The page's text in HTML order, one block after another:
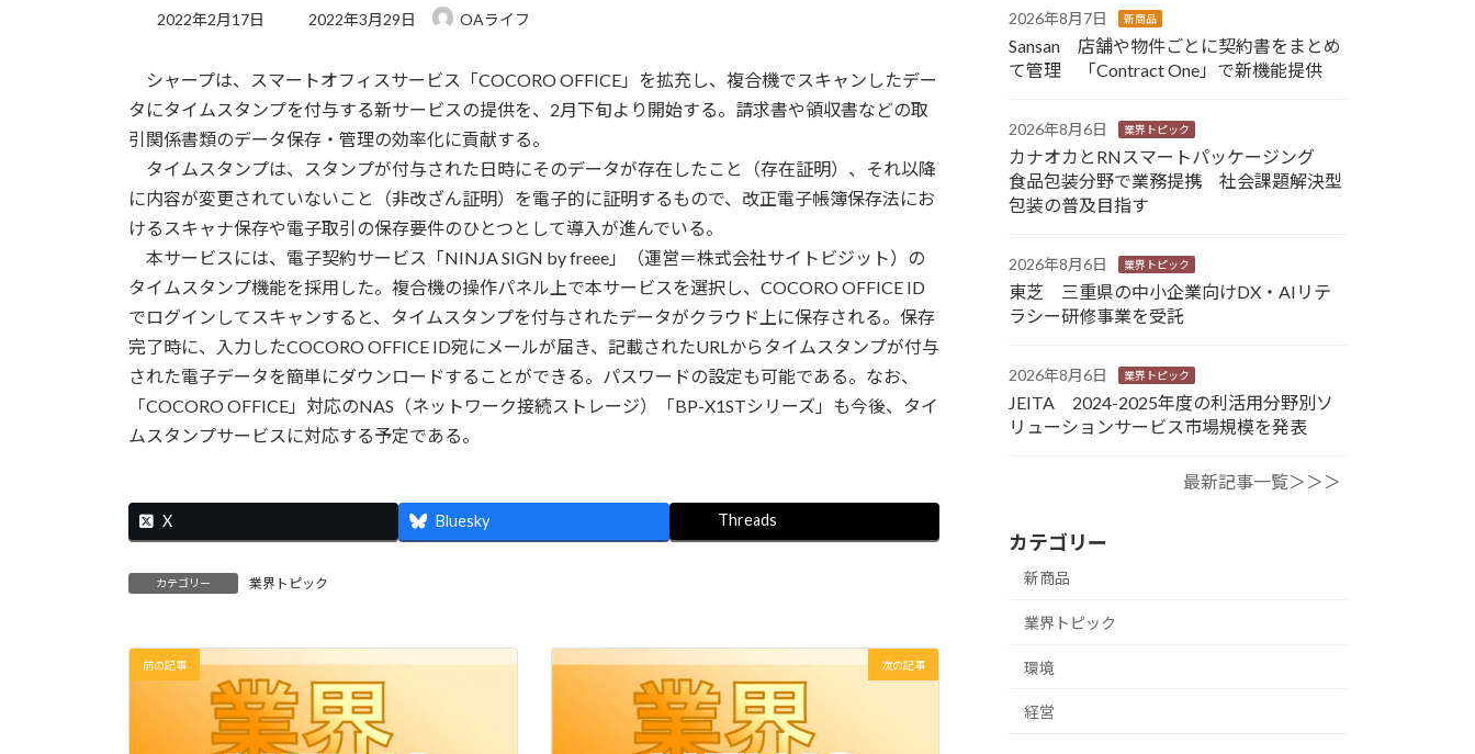
2022年2月17日
最
新
日
:
2022年3月29日 OAライフ
シャープは、スマートオフィスサービス「COCORO OFFICE」を拡充し、複合機でスキャンしたデー
タにタイムスタンプを付与する新サービスの提供を、2月下旬より開始する。請求書や領収書などの取
引関係書類のデータ保存・管理の効率化に貢献する。
タイムスタンプは、スタンプが付与された日時にそのデータが存在したこと（存在証明）、それ以降
に内容が変更されていないこと（非改ざん証明）を電子的に証明するもので、改正電子帳簿保存法にお
けるスキャナ保存や電子取引の保存要件のひとつとして導入が進んでいる。
本サービスには、電子契約サービス「NINJA SIGN by freee」（運営＝株式会社サイトビジット）の
タイムスタンプ機能を採用した。複合機の操作パネル上で本サービスを選択し、COCORO OFFICE ID
でログインしてスキャンすると、タイムスタンプを付与されたデータがクラウド上に保存される。保存
完了時に、入力したCOCORO OFFICE ID宛にメールが届き、記載されたURLからタイムスタンプが付与
された電子データを簡単にダウンロードすることができる。パスワードの設定も可能である。なお、
「COCORO OFFICE」対応のNAS（ネットワーク接続ストレージ）「BP-X1STシリーズ」も今後、タイ
ムスタンプサービスに対応する予定である。
X Bluesky Threads
カテゴリー 業界トピック
前の記事 次の記事
2026年8月7日 新商品
Sansan 店舗や物件ごとに契約書をまとめ
て管理 「Contract One」で新機能提供
2026年8月6日 業界トピック
カナオカとRNスマートパッケージング
食品包装分野で業務提携 社会課題解決型
包装の普及目指す
2026年8月6日 業界トピック
東芝 三重県の中小企業向けDX・AIリテ
ラシー研修事業を受託
2026年8月6日 業界トピック
JEITA 2024-2025年度の利活用分野別ソ
リューションサービス市場規模を発表
最新記事一覧＞＞＞
カテゴリー
新商品
業界トピック
環境
経営